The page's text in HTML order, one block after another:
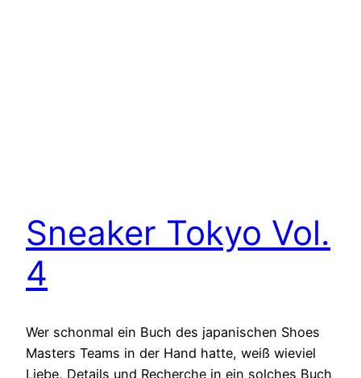
Sneaker Tokyo Vol.
4
Wer schonmal ein Buch des japanischen Shoes
Masters Teams in der Hand hatte, weiß wieviel
Liebe, Details und Recherche in ein solches Buch